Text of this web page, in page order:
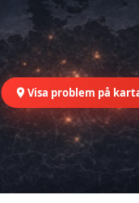
Visa problem på